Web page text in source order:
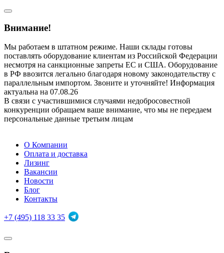
Внимание!
Мы работаем в штатном режиме. Наши склады готовы
поставлять оборудование клиентам из Российской Федерации
несмотря на санкционные запреты ЕС и США. Оборудование
в РФ ввозится легально благодаря новому законодательству с
параллельным импортом. Звоните и уточняйте! Информация
актуальна на 07.08.26
В связи с участившимися случаями недобросовестной
конкуренции обращаем ваше внимание, что мы не передаем
персональные данные третьим лицам
О Компании
Оплата и доставка
Лизинг
Вакансии
Новости
Блог
Контакты
+7 (495) 118 33 35